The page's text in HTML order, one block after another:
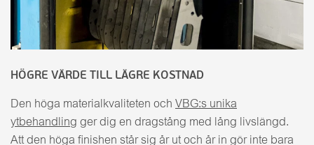
HÖGRE VÄRDE TILL LÄGRE KOSTNAD
Den höga materialkvaliteten och VBG:s unika
ytbehandling ger dig en dragstång med lång livslängd.
Att den höga finishen står sig år ut och år in gör inte bara